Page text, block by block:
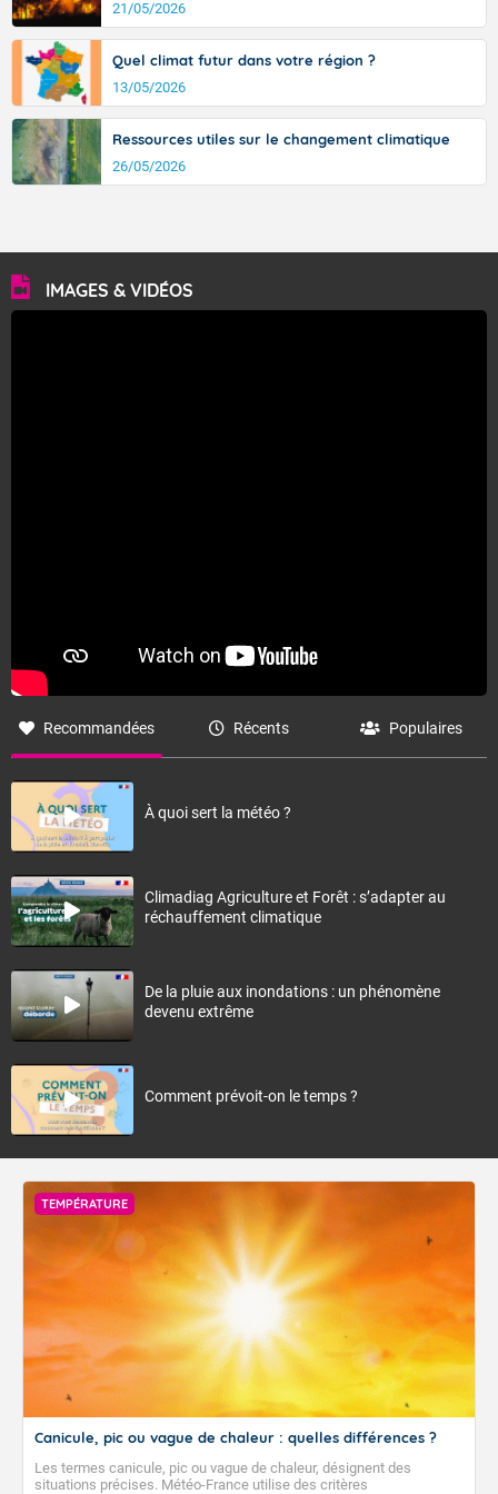
21/05/2026
Quel climat futur dans votre région ?
13/05/2026
Ressources utiles sur le changement climatique
26/05/2026
IMAGES & VIDÉOS
Recommandées Récents Populaires
À quoi sert la météo ?
Climadiag Agriculture et Forêt : s’adapter au
réchauffement climatique
De la pluie aux inondations : un phénomène
devenu extrême
Comment prévoit-on le temps ?
TEMPÉRATURE
Canicule, pic ou vague de chaleur : quelles différences ?
Les termes canicule, pic ou vague de chaleur, désignent des
situations précises. Météo-France utilise des critères